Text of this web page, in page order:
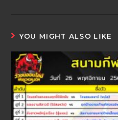
YOU MIGHT ALSO LIKE